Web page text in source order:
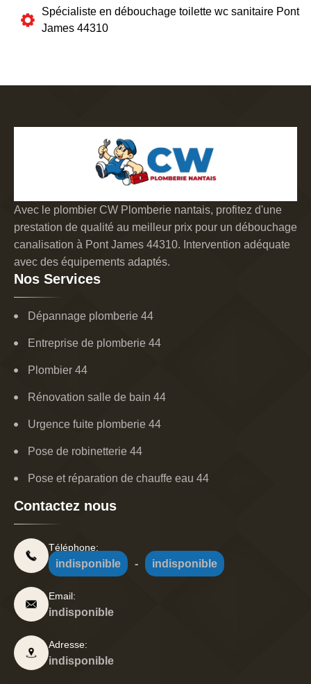
Spécialiste en débouchage toilette wc sanitaire Pont
James 44310
Avec le plombier CW Plomberie nantais, profitez d'une
prestation de qualité au meilleur prix pour un débouchage
canalisation à Pont James 44310. Intervention adéquate
avec des équipements adaptés.
Nos Services
Dépannage plomberie 44
Entreprise de plomberie 44
Plombier 44
Rénovation salle de bain 44
Urgence fuite plomberie 44
Pose de robinetterie 44
Pose et réparation de chauffe eau 44
Contactez nous
Téléphone:
indisponible - indisponible
Email:
indisponible
Adresse:
indisponible